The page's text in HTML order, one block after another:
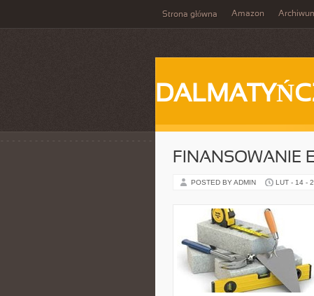
Strona główna Amazon
FINANSOWANIE
POSTED BY ADMIN LUT - 14 -